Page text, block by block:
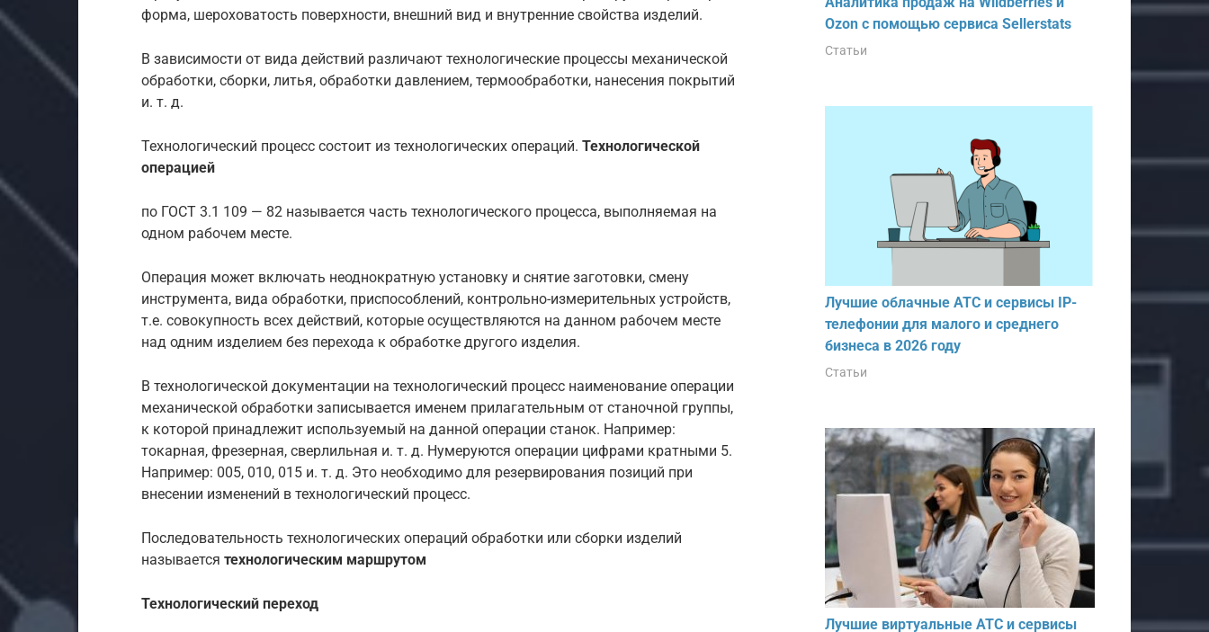
форма, шероховатость поверхности, внешний вид и внутренние свойства изделий.
В зависимости от вида действий различают технологические процессы меха­нической
обработки, сборки, литья, обработки давлением, термообработки, нанесения покрытий
и. т. д.
Технологический процесс состоит из технологических операций. Технологической
операцией
по ГОСТ 3.1 109 — 82 называется часть технологического процесса, выполняемая на
одном рабочем месте.
Операция может включать неоднократную установку и снятие заготовки, смену
инструмента, вида обработки, приспособлений, контрольно-измерительных устройств,
т.е. совокупность всех действий, которые осуществляются на данном рабочем месте
над одним изделием без перехода к обработке другого изделия.
В технологической документации на технологический процесс наименование операции
механической обработки записывается именем прилагательным от станочной группы,
к которой принадлежит используемый на данной операции станок. Например:
токарная, фрезерная, сверлильная и. т. д. Нумеруются операции цифрами кратными 5.
Например: 005, 010, 015 и. т. д. Это необходимо для резервирования позиций при
внесении изменений в технологический процесс.
Последовательность технологических операций обработки или сборки изделий
называется технологическим маршрутом
Технологический переход
Ozon с помощью сервиса Sellerstats
Статьи
Лучшие облачные АТС и сервисы IP-
телефонии для малого и среднего
бизнеса в 2026 году
Статьи
Лучшие виртуальные АТС и сервисы